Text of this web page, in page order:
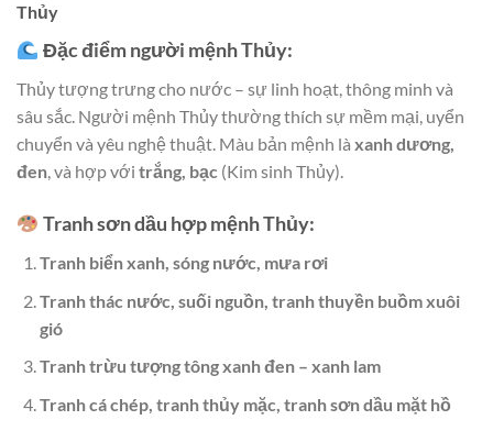
Thủy
Đặc điểm người mệnh Thủy:
Thủy tượng trưng cho nước – sự linh hoạt, thông minh và
sâu sắc. Người mệnh Thủy thường thích sự mềm mại, uyển
chuyển và yêu nghệ thuật. Màu bản mệnh là xanh dương,
đen, và hợp với trắng, bạc (Kim sinh Thủy).
Tranh sơn dầu hợp mệnh Thủy:
Tranh biển xanh, sóng nước, mưa rơi
Tranh thác nước, suối nguồn, tranh thuyền buồm xuôi
gió
Tranh trừu tượng tông xanh đen – xanh lam
Tranh cá chép, tranh thủy mặc, tranh sơn dầu mặt hồ